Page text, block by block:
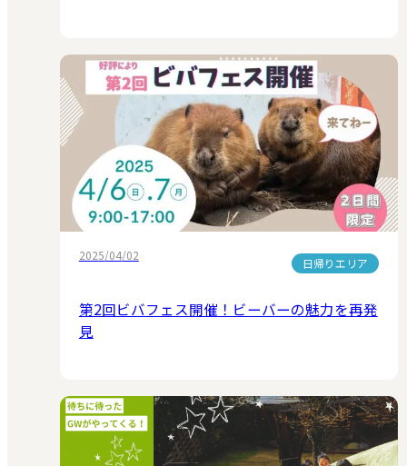
2025/04/02
日帰りエリア
第2回ビバフェス開催！ビーバーの魅力を再発
見